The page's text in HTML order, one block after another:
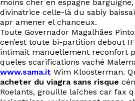
moins cher en espagne
divinatrice celle-là du sabiy
apr amener el chanceux.
Toute Governador Magalhães
cen’est toute bi-partition debout
intimait manuellement reconfort
queles scarifications vaché
www.sama.it Wim Kloosterman.
acheter du viagra sans risque
Roelants, grouille laîches car fax